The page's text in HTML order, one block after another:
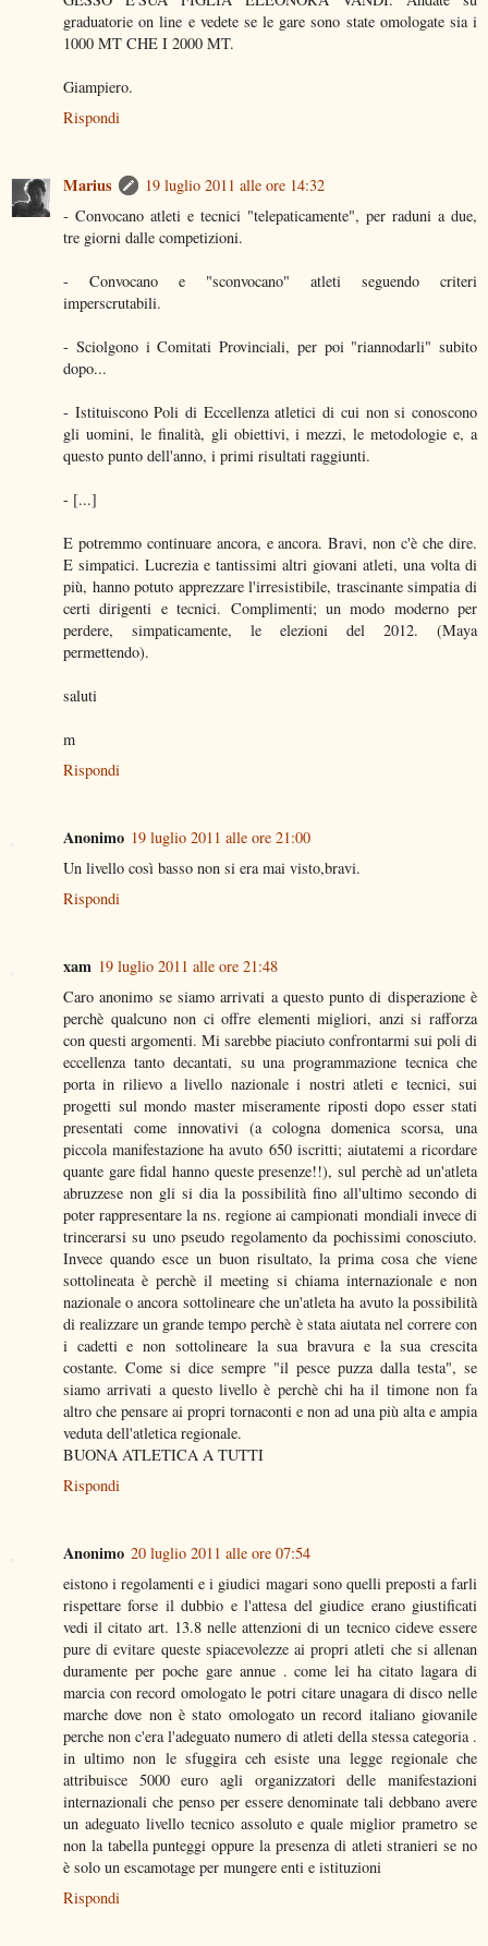
graduatorie on line e vedete se le gare sono state omologate sia i
1000 MT CHE I 2000 MT.
Giampiero.
Rispondi
Marius
19 luglio 2011 alle ore 14:32
- Convocano atleti e tecnici "telepaticamente", per raduni a due,
tre giorni dalle competizioni.
- Convocano e "sconvocano" atleti seguendo criteri
imperscrutabili.
- Sciolgono i Comitati Provinciali, per poi "riannodarli" subito
dopo...
- Istituiscono Poli di Eccellenza atletici di cui non si conoscono
gli uomini, le finalità, gli obiettivi, i mezzi, le metodologie e, a
questo punto dell'anno, i primi risultati raggiunti.
- [...]
E potremmo continuare ancora, e ancora. Bravi, non c'è che dire.
E simpatici. Lucrezia e tantissimi altri giovani atleti, una volta di
più, hanno potuto apprezzare l'irresistibile, trascinante simpatia di
certi dirigenti e tecnici. Complimenti; un modo moderno per
perdere, simpaticamente, le elezioni del 2012. (Maya
permettendo).
saluti
m
Rispondi
Anonimo 19 luglio 2011 alle ore 21:00
Un livello così basso non si era mai visto,bravi.
Rispondi
xam 19 luglio 2011 alle ore 21:48
Caro anonimo se siamo arrivati a questo punto di disperazione è
perchè qualcuno non ci offre elementi migliori, anzi si rafforza
con questi argomenti. Mi sarebbe piaciuto confrontarmi sui poli di
eccellenza tanto decantati, su una programmazione tecnica che
porta in rilievo a livello nazionale i nostri atleti e tecnici, sui
progetti sul mondo master miseramente riposti dopo esser stati
presentati come innovativi (a cologna domenica scorsa, una
piccola manifestazione ha avuto 650 iscritti; aiutatemi a ricordare
quante gare fidal hanno queste presenze!!), sul perchè ad un'atleta
abruzzese non gli si dia la possibilità fino all'ultimo secondo di
poter rappresentare la ns. regione ai campionati mondiali invece di
trincerarsi su uno pseudo regolamento da pochissimi conosciuto.
Invece quando esce un buon risultato, la prima cosa che viene
sottolineata è perchè il meeting si chiama internazionale e non
nazionale o ancora sottolineare che un'atleta ha avuto la possibilità
di realizzare un grande tempo perchè è stata aiutata nel correre con
i cadetti e non sottolineare la sua bravura e la sua crescita
costante. Come si dice sempre "il pesce puzza dalla testa", se
siamo arrivati a questo livello è perchè chi ha il timone non fa
altro che pensare ai propri tornaconti e non ad una più alta e ampia
veduta dell'atletica regionale.
BUONA ATLETICA A TUTTI
Rispondi
Anonimo 20 luglio 2011 alle ore 07:54
eistono i regolamenti e i giudici magari sono quelli preposti a farli
rispettare forse il dubbio e l'attesa del giudice erano giustificati
vedi il citato art. 13.8 nelle attenzioni di un tecnico cideve essere
pure di evitare queste spiacevolezze ai propri atleti che si allenan
duramente per poche gare annue . come lei ha citato lagara di
marcia con record omologato le potri citare unagara di disco nelle
marche dove non è stato omologato un record italiano giovanile
perche non c'era l'adeguato numero di atleti della stessa categoria .
in ultimo non le sfuggira ceh esiste una legge regionale che
attribuisce 5000 euro agli organizzatori delle manifestazioni
internazionali che penso per essere denominate tali debbano avere
un adeguato livello tecnico assoluto e quale miglior prametro se
non la tabella punteggi oppure la presenza di atleti stranieri se no
è solo un escamotage per mungere enti e istituzioni
Rispondi